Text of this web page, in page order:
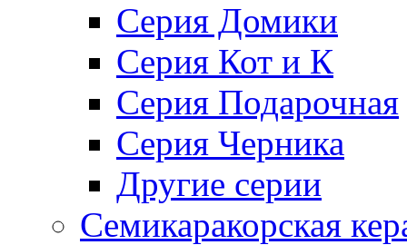
Серия Домики
Серия Кот и К
Серия Подарочная
Серия Черника
Другие серии
Семикаракорская